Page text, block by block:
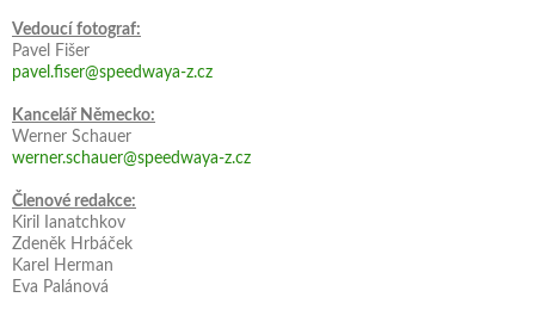
Vedoucí fotograf:
Pavel Fišer
pavel.fiser@speedwaya-z.cz
Kancelář Německo:
Werner Schauer
werner.schauer@speedwaya-z.cz
Členové redakce:
Kiril Ianatchkov
Zdeněk Hrbáček
Karel Herman
Eva Palánová